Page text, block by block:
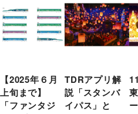
【2025年６月
上旬まで】
「ファンタジ
TDRアプリ解
説「スタンバ
イパス」と